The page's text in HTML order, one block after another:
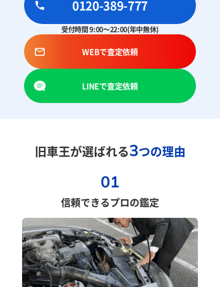
0120-389-777
受付時間 9:00～22:00(年中無休)
WEBで査定依頼
LINEで査定依頼
旧車王が選ばれる3つの理由
01
信頼できるプロの鑑定